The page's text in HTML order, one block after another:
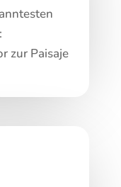
zur Paisaje